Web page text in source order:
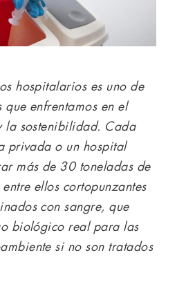
hospitalarios es uno de
enfrentamos en el
la sostenibilidad. Cada
privada o un hospital
más de 30 toneladas de
ellos cortopunzantes
con sangre, que
biológico real para las
si no son tratados